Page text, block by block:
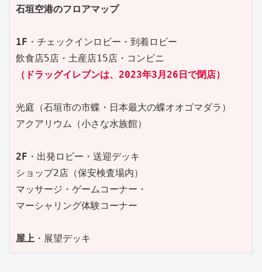
石垣空港のフロアマップ
1F ・チェックインロビー・到着ロビー
（ドラッグイレブンは、2023年3月26日で閉店）
光庭（石垣市の市蝶・日本最大の蝶オオゴマダラ）
アクアリウム（小さな水族館）
2F ・出発ロビー・送迎デッキ
ショップ2店（保安検査場内）
マッサージ・ゲームコーナー・
マーシャリング体験コーナー
屋上 ・展望デッキ